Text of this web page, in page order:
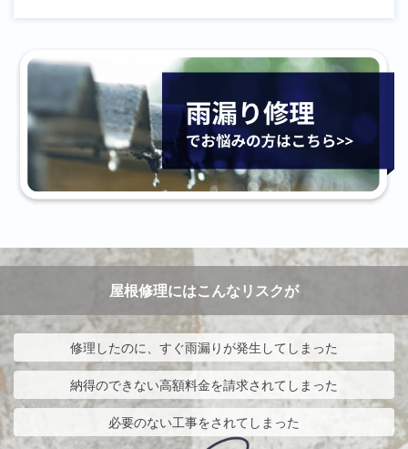
屋根修理にはこんなリスクが
修理したのに、すぐ雨漏りが発生してしまった
納得のできない高額料金を請求されてしまった
必要のない工事をされてしまった